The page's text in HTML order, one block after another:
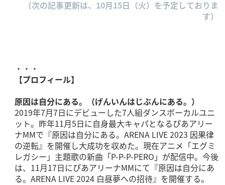
（次の記事更新は、10月15日（火）を予定しておりま
す）
・・・
【プロフィール】
原因は自分にある。（げんいんはじぶんにある。）
2019年7月7日にデビューした7人組ダンスボーカルユニ
ット。昨年11月5日に自身最大キャパとなるぴあアリー
ナMMで『原因は自分にある。ARENA LIVE 2023 因果律
の逆転』を開催し大成功を収めた。現在アニメ「エグミ
レガシー」主題歌の新曲「P-P-P-PERO」が配信中。今後
は、11月17日にぴあアリーナMMにて『原因は自分にあ
る。ARENA LIVE 2024 白昼夢への招待』を開催する。